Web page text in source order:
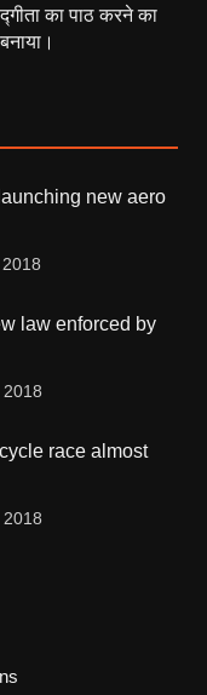
का पाठ करने का
new aero
law enforced by
race almost